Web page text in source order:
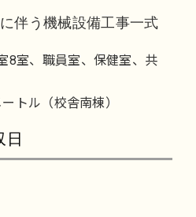
伴う機械設備工事一式
8室、職員室、保健室、共
トル（校舎南棟）
日